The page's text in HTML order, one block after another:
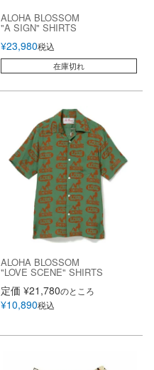
ALOHA BLOSSOM
"A SIGN" SHIRTS
¥23,980税込
在庫切れ
ALOHA BLOSSOM
"LOVE SCENE" SHIRTS
定価 ¥21,780のところ
¥10,890税込